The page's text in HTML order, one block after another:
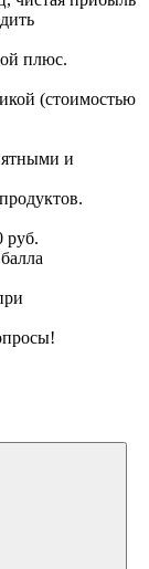
плюс.
(стоимостью
и
руб.